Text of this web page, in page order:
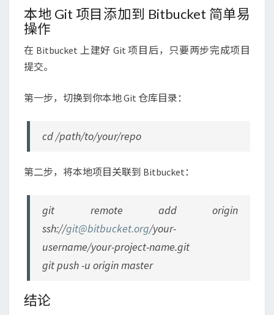
本地 Git 项目添加到 Bitbucket 简单易
操作
在 Bitbucket 上建好 Git 项目后，只要两步完成项目
提交。
第一步，切换到你本地 Git 仓库目录：
cd /path/to/your/repo
第二步，将本地项目关联到 Bitbucket：
git remote add origin
ssh://git@bitbucket.org/your-
username/your-project-name.git
git push -u origin master
结论